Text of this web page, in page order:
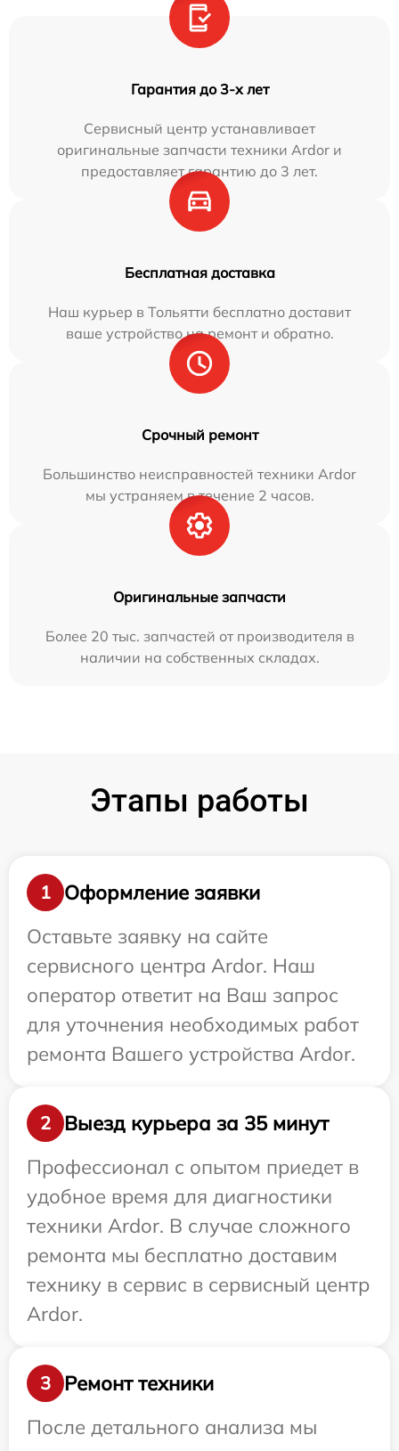
Гарантия до 3-х лет
Сервисный центр устанавливает
оригинальные запчасти техники Ardor и
предоставляет гарантию до 3 лет.
Бесплатная доставка
Наш курьер в Тольятти бесплатно доставит
ваше устройство на ремонт и обратно.
Срочный ремонт
Большинство неисправностей техники Ardor
мы устраняем в течение 2 часов.
Оригинальные запчасти
Более 20 тыс. запчастей от производителя в
наличии на собственных складах.
Этапы работы
1
Оформление заявки
Оставьте заявку на сайте
сервисного центра Ardor. Наш
оператор ответит на Ваш запрос
для уточнения необходимых работ
ремонта Вашего устройства Ardor.
2
Выезд курьера за 35 минут
Профессионал с опытом приедет в
удобное время для диагностики
техники Ardor. В случае сложного
ремонта мы бесплатно доставим
технику в сервис в сервисный центр
Ardor.
3
Ремонт техники
После детального анализа мы